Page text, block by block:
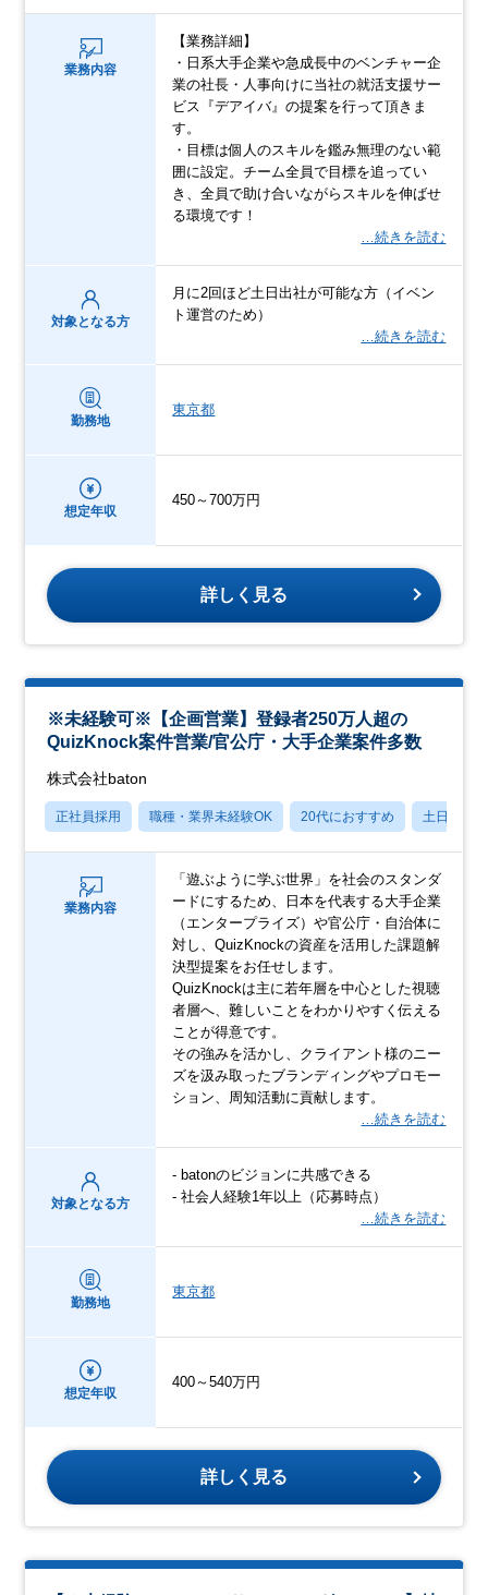
業務内容
【業務詳細】
・日系大手企業や急成長中のベンチャー企
業の社長・人事向けに当社の就活支援サー
ビス『デアイバ』の提案を行って頂きま
す。
・目標は個人のスキルを鑑み無理のない範
囲に設定。チーム全員で目標を追ってい
き、全員で助け合いながらスキルを伸ばせ
る環境です！
…続きを読む
対象となる方
月に2回ほど土日出社が可能な方（イベン
ト運営のため）
…続きを読む
勤務地
東京都
想定年収
450～700万円
詳しく見る
※未経験可※【企画営業】登録者250万人超の
QuizKnock案件営業/官公庁・大手企業案件多数
株式会社baton
正社員採用 職種・業界未経験OK 20代におすすめ 土日祝休み
業務内容
「遊ぶように学ぶ世界」を社会のスタンダ
ードにするため、日本を代表する大手企業
（エンタープライズ）や官公庁・自治体に
対し、QuizKnockの資産を活用した課題解
決型提案をお任せします。
QuizKnockは主に若年層を中心とした視聴
者層へ、難しいことをわかりやすく伝える
ことが得意です。
その強みを活かし、クライアント様のニー
ズを汲み取ったブランディングやプロモー
ション、周知活動に貢献します。
…続きを読む
対象となる方
- batonのビジョンに共感できる
- 社会人経験1年以上（応募時点）
…続きを読む
勤務地
東京都
想定年収
400～540万円
詳しく見る